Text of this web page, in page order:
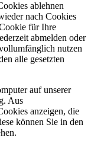
ablehnen
nach Cookies
für Ihre
abmelden oder
nutzen
alle gesetzten
auf unserer
Aus
anzeigen, die
können Sie in den